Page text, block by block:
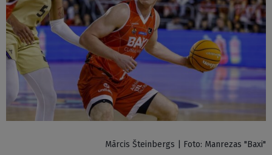
Mārcis Šteinbergs | Foto: Manrezas "Baxi"